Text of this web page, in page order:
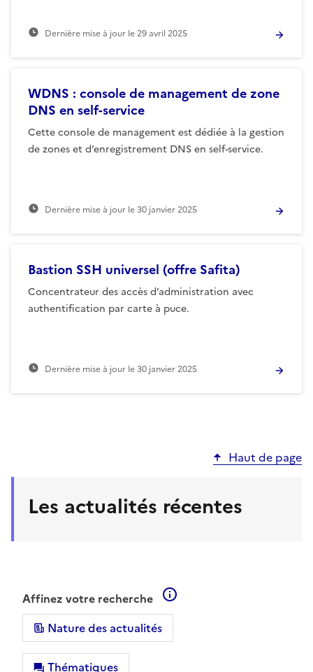
Dernière mise à jour le29 avril 2025
WDNS : console de management de zone
DNS en self-service
Cette console de management est dédiée à la gestion
de zones et d’enregistrement DNS en self-service.
Dernière mise à jour le30 janvier 2025
Bastion SSH universel (offre Safita)
Concentrateur des accès d’administration avec
authentification par carte à puce.
Dernière mise à jour le30 janvier 2025
Haut de page
Les actualités récentes
Affinez votre recherche
Nature des actualités
Thématiques